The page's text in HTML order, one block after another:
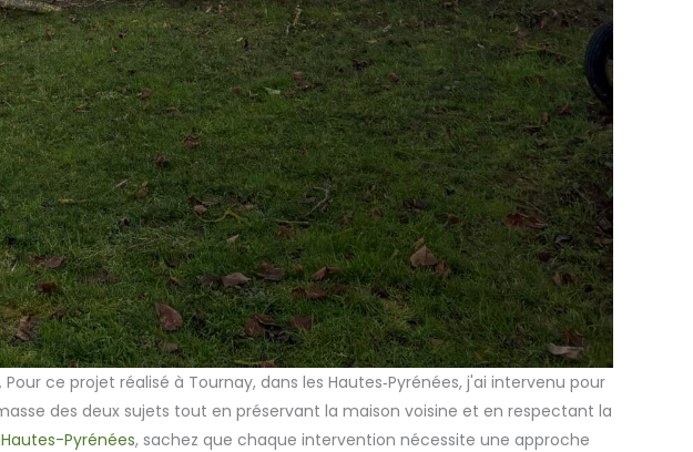
ce projet réalisé à Tournay, dans les Hautes‑Pyrénées, j'ai intervenu pour
des deux sujets tout en préservant la maison voisine et en respectant la
Pyrénées, sachez que chaque intervention nécessite une approche